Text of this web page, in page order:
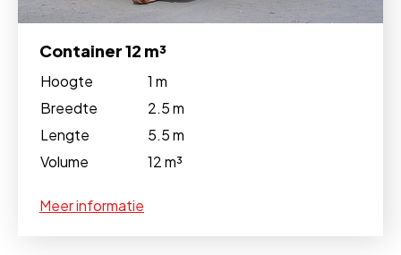
Container 12 m³
Hoogte
1 m
Breedte
2.5 m
Lengte
5.5 m
Volume
12 m³
Meer informatie